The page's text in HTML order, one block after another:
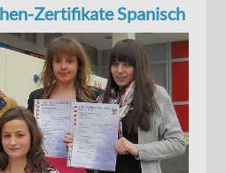
Zertifikate Spanisch